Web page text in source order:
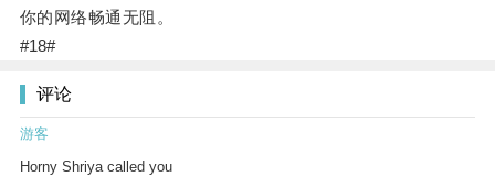
你的网络畅通无阻。
#18#
评论
游客
Horny Shriya called you